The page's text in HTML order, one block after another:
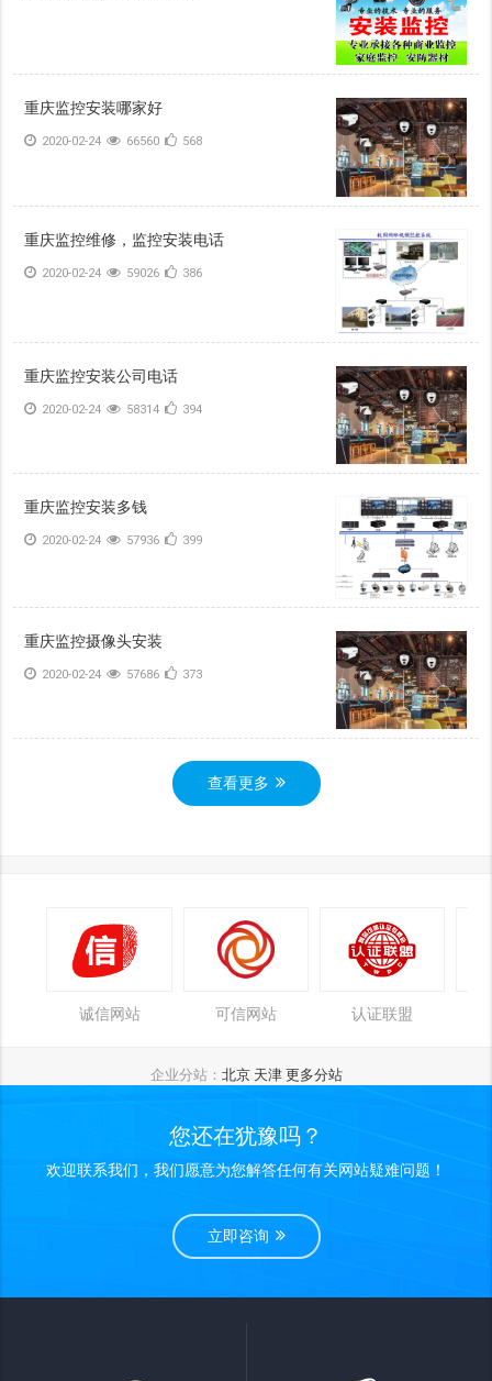
重庆监控安装哪家好
2020-02-24 66560 568
重庆监控维修，监控安装电话
2020-02-24 59026 386
重庆监控安装公司电话
2020-02-24 58314 394
重庆监控安装多钱
2020-02-24 57936 399
重庆监控摄像头安装
2020-02-24 57686 373
查看更多
诚信网站 可信网站 认证联盟
企业分站： 北京 天津 更多分站
您还在犹豫吗？
欢迎联系我们，我们愿意为您解答任何有关网站疑难问题！
立即咨询